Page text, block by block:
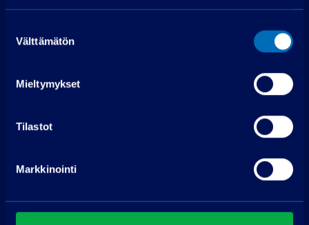
valinta
Välttämätön
Mieltymykset
Tilastot
Markkinointi
Ota yhteyttä
08200 Lohja